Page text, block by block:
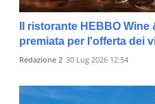
Il ristorante HEBBO
premiata per l'offerta dei
Redazione 2 30 Lug 2026 12:54